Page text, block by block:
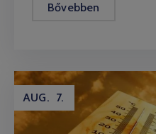
Bővebben
AUG. 7.